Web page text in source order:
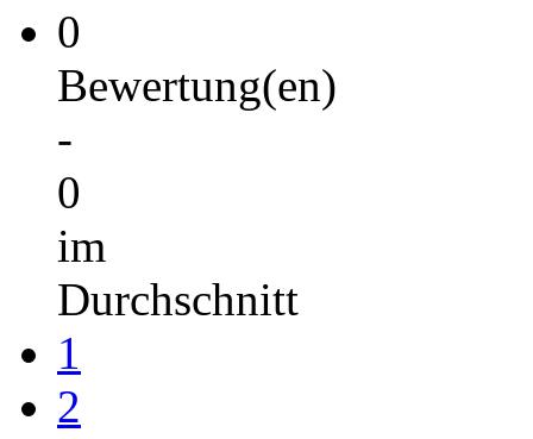
0
Bewertung(en)
-
0
im
Durchschnitt
1
2